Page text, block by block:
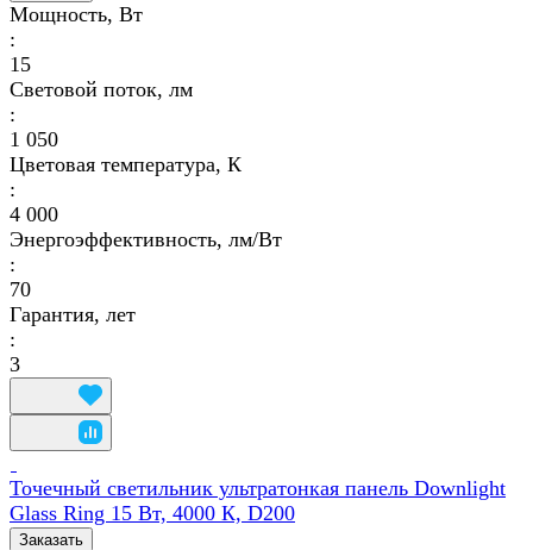
Мощность, Вт
:
15
Световой поток, лм
:
1 050
Цветовая температура, К
:
4 000
Энергоэффективность, лм/Вт
:
70
Гарантия, лет
:
3
Точечный светильник ультратонкая панель Downlight
Glass Ring 15 Вт, 4000 К, D200
Заказать